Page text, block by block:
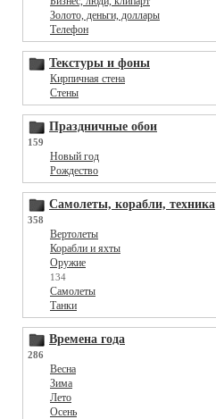
Золото, деньги, доллары
Телефон
Текстуры и фоны
Кирпичная стена
Стены
Праздничные обои
159
Новый год
Рождество
Самолеты, корабли, техника
358
Вертолеты
Корабли и яхты
Оружие
134
Самолеты
Танки
Времена года
286
Весна
Зима
Лето
Осень